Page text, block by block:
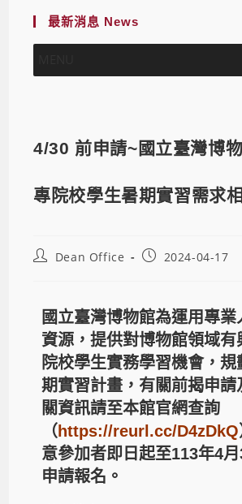
最新消息 News
4/30 前申請~國立臺灣博
專院校學生暑期實習需求
Dean Office 2024-04-17
國立臺灣博物館為運用專
資源，提供對博物館領域有
院校學生實務學習機會，規
期實習計畫，有關前揭申請
關資訊請至本館官網查詢
（https://reurl.cc/D4zDkQ
意參加者即日起至113年4
申請報名。